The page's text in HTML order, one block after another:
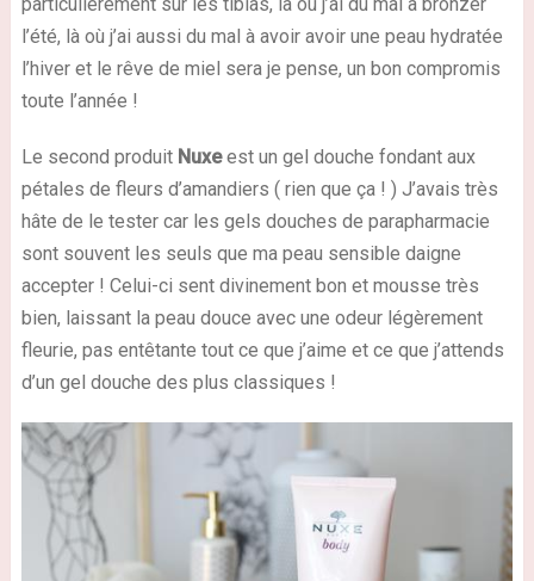
particulièrement sur les tibias, là où j’ai du mal à bronzer
l’été, là où j’ai aussi du mal à avoir avoir une peau hydratée
l’hiver et le rêve de miel sera je pense, un bon compromis
toute l’année !
Le second produit Nuxeest un gel douche fondant aux
pétales de fleurs d’amandiers ( rien que ça ! ) J’avais très
hâte de le tester car les gels douches de parapharmacie
sont souvent les seuls que ma peau sensible daigne
accepter ! Celui-ci sent divinement bon et mousse très
bien, laissant la peau douce avec une odeur légèrement
fleurie, pas entêtante tout ce que j’aime et ce que j’attends
d’un gel douche des plus classiques !